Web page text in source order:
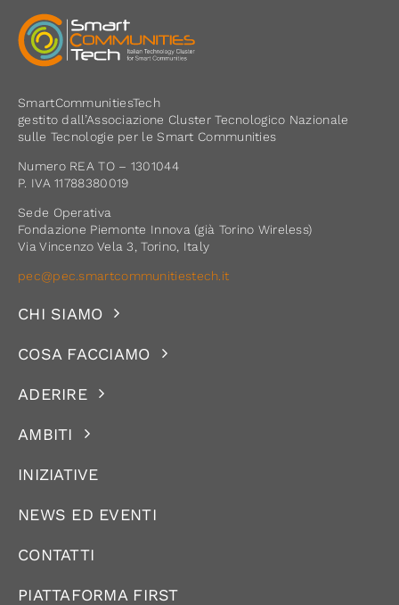
SmartCommunitiesTech
gestito dall’Associazione Cluster Tecnologico Nazionale
sulle Tecnologie per le Smart Communities
Numero REA TO – 1301044
P. IVA 11788380019
Sede Operativa
Fondazione Piemonte Innova (già Torino Wireless)
Via Vincenzo Vela 3, Torino, Italy
pec@pec.smartcommunitiestech.it
CHI SIAMO
COSA FACCIAMO
ADERIRE
AMBITI
INIZIATIVE
NEWS ED EVENTI
CONTATTI
PIATTAFORMA FIRST